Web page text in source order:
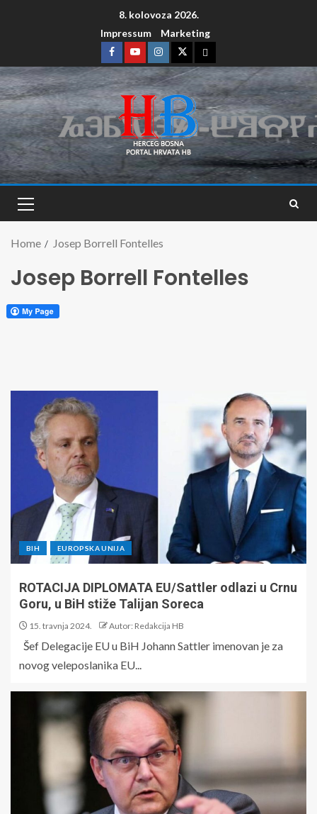
8. kolovoza 2026.
Impressum
Marketing
Home Josep Borrell Fontelles
Josep Borrell Fontelles
BIH EUROPSKA UNIJA
ROTACIJA DIPLOMATA EU/Sattler odlazi u Crnu
Goru, u BiH stiže Talijan Soreca
15. travnja 2024. Autor: Redakcija HB
Šef Delegacije EU u BiH Johann Sattler imenovan je za
novog veleposlanika EU...